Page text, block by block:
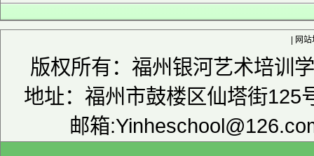
| 网
版权所有：福州银河艺术培
地址：福州市鼓楼区仙塔街
邮箱